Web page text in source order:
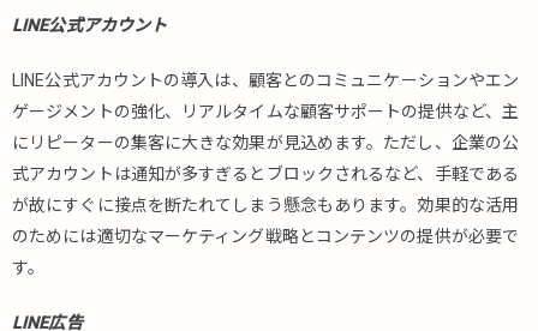
LINE公式アカウント
LINE公式アカウントの導入は、顧客とのコミュニケーションやエン
ゲージメントの強化、リアルタイムな顧客サポートの提供など、主
にリピーターの集客に大きな効果が見込めます。ただし、企業の公
式アカウントは通知が多すぎるとブロックされるなど、手軽である
が故にすぐに接点を断たれてしまう懸念もあります。効果的な活用
のためには適切なマーケティング戦略とコンテンツの提供が必要で
す。
LINE広告